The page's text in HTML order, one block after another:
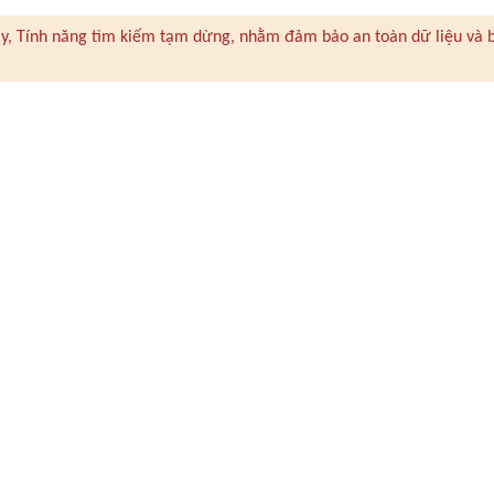
Tính năng tìm kiếm tạm dừng, nhằm đảm bảo an toàn dữ liệu và